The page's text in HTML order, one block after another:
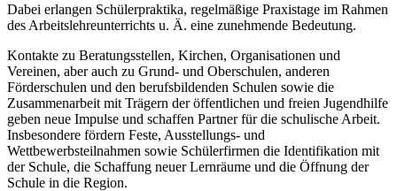
Dabei erlangen Schülerpraktika, regelmäßige Praxistage im Rahmen
des Arbeitslehreunterrichts u. Ä. eine zunehmende Bedeutung.
Kontakte zu Beratungsstellen, Kirchen, Organisationen und
Vereinen, aber auch zu Grund- und Oberschulen, anderen
Förderschulen und den berufsbildenden Schulen sowie die
Zusammenarbeit mit Trägern der öffentlichen und freien Jugendhilfe
geben neue Impulse und schaffen Partner für die schulische Arbeit.
Insbesondere fördern Feste, Ausstellungs- und
Wettbewerbsteilnahmen sowie Schülerfirmen die Identifikation mit
der Schule, die Schaffung neuer Lernräume und die Öffnung der
Schule in die Region.